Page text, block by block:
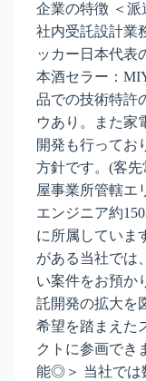
企業の特徴 ＜
社内受託設計業
ッカー日本代表
本酒セラー：
品での技術特許
ウあり。また家
開発も行ってお
方針です。(客
屋事業所管轄エ
エンジニア約
に所属していま
がある当社では
い案件をお預か
託開発の拡大を
希望を踏まえた
クトに参画でき
能◎＞ 当社では